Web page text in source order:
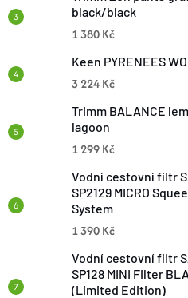
black/black
1 380 Kč
Keen PYRENEES
3 224 Kč
Trimm BALANCE
lagoon
1 299 Kč
Vodní cestovní filtr
SP2129 MICRO
System
1 390 Kč
Vodní cestovní filtr
SP128 MINI Filter
(Limited Edition)